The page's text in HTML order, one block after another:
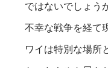
ではないでしょう
不幸な戦争を経て
ワイは特別な場所